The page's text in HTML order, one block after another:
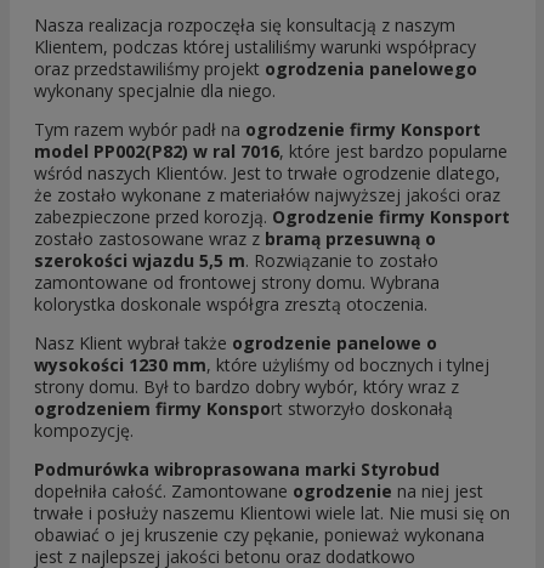
Nasza realizacja rozpoczęła się konsultacją z naszym
Klientem, podczas której ustaliliśmy warunki współpracy
oraz przedstawiliśmy projekt ogrodzenia panelowego
wykonany specjalnie dla niego.
Tym razem wybór padł na ogrodzenie firmy Konsport
model PP002(P82) w ral 7016, które jest bardzo popularne
wśród naszych Klientów. Jest to trwałe ogrodzenie dlatego,
że zostało wykonane z materiałów najwyższej jakości oraz
zabezpieczone przed korozją. Ogrodzenie firmy Konsport
zostało zastosowane wraz zbramą przesuwną o
szerokości wjazdu 5,5 m. Rozwiązanie to zostało
zamontowane od frontowej strony domu. Wybrana
kolorystka doskonale współgra zresztą otoczenia.
Nasz Klient wybrał także ogrodzenie panelowe o
wysokości 1230 mm, które użyliśmy od bocznych i tylnej
strony domu. Był to bardzo dobry wybór, który wraz z
ogrodzeniem firmy Konsport stworzyło doskonałą
kompozycję.
Podmurówka wibroprasowana marki Styrobud
dopełniła całość. Zamontowane ogrodzenie na niej jest
trwałe i posłuży naszemu Klientowi wiele lat. Nie musi się on
obawiać o jej kruszenie czy pękanie, ponieważ wykonana
jest z najlepszej jakości betonu oraz dodatkowo